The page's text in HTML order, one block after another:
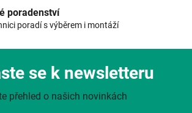
poradenství
poradí s výběrem i montáží
se k newsletteru
přehled o našich novinkách